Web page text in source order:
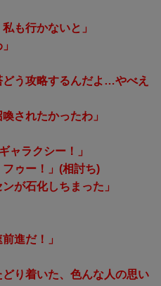
も行かないと」
う攻略するんだよ…やべえ
されたかったわ」
ャラクシー！」
ゥー！」(相討ち)
が石化しちまった」
進だ！」
り着いた、色んな人の思い